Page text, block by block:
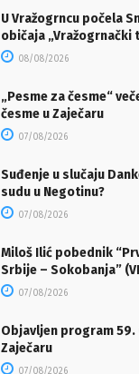
U Vražogrncu počela
običaja „Vražogrnački
08/08/2026
„Pesme za česme“
česme u Zaječaru
07/08/2026
Suđenje u slučaju
sudu u Negotinu?
07/08/2026
Miloš Ilić pobednik
Srbije – Sokobanja”
07/08/2026
Objavljen program
Zaječaru
07/08/2026